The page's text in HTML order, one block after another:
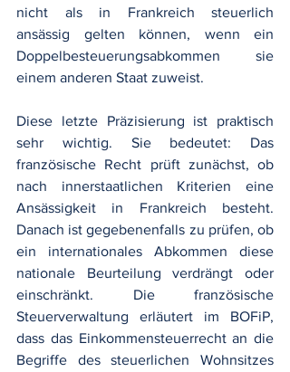
nicht als in Frankreich steuerlich
ansässig gelten können, wenn ein
Doppelbesteuerungsabkommen sie
einem anderen Staat zuweist.
Diese letzte Präzisierung ist praktisch
sehr wichtig. Sie bedeutet: Das
französische Recht prüft zunächst, ob
nach innerstaatlichen Kriterien eine
Ansässigkeit in Frankreich besteht.
Danach ist gegebenenfalls zu prüfen, ob
ein internationales Abkommen diese
nationale Beurteilung verdrängt oder
einschränkt. Die französische
Steuerverwaltung erläutert im BOFiP,
dass das Einkommensteuerrecht an die
Begriffe des steuerlichen Wohnsitzes